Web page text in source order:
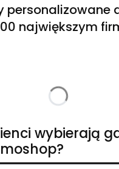
personalizowane
największym
wybierają